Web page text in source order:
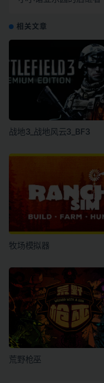
相关文章
战地3_战地风云3_BF3
牧场模拟器
荒野枪巫